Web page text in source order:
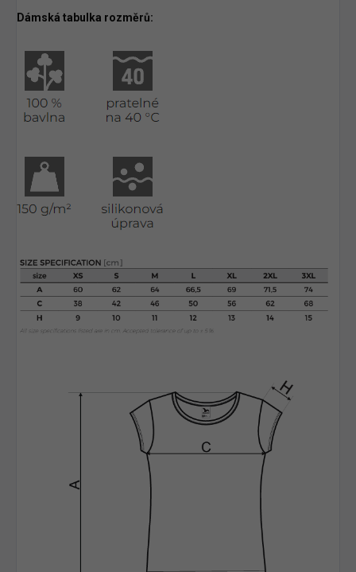
Dámská tabulka rozměrů: